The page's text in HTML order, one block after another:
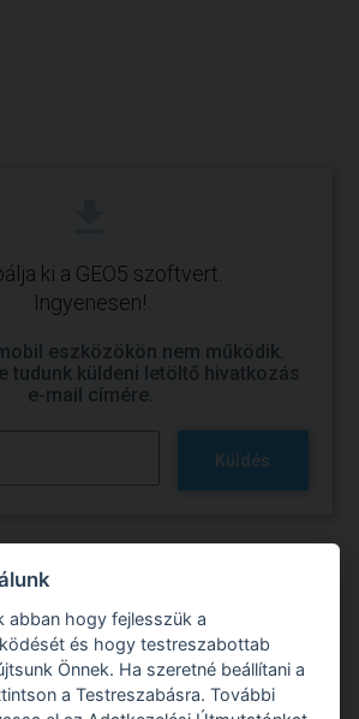
ki a GEO5 szoftvert.
Ingyenesen!
eszközökön nem működik.
tudunk küldeni letöltő hivatkozás
e-mail címére.
Küldés
GEO5 szoftverrel való munkát
Ingyenes próbaverzió
abban hogy fejlesszük a
és hogy testreszabottab
Önnek. Ha szeretné beállítani a
a Testreszabásra. További